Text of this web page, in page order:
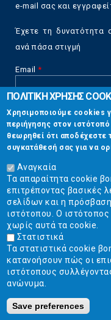
e-mail σας και
Έχετε τη δυνατότητα
ανά πάσα στιγμή
Email *
CAPTCHA
This
question is
for testing
whether or
not you are a
human visitor
and to
prevent
automated
spam
submissions.
5+2
Επικοινωνία
Στουρνάρη 17, Αθήνα
2103304444
info@ekpizo.gr
www.ekpizo.gr
Δευ - Πεμ:10:00 πμ
Σάβ - Κυρ: Κλειστά
ΠΟΛΙΤΙΚΗ ΧΡΗΣΗΣ
Χρησιμοποιούμε cookies
περιήγησης στον
θεωρηθεί ότι αποδέχεστε
συγκατάθεσή σας για να
Αναγκαία
Τα απαραίτητα cookie
επιτρέποντας βασικές
σελίδων και η
ιστότοπου. Ο
χωρίς αυτά τα cookie.
Στατιστικά
Τα στατιστικά cookie
κατανοήσουν πώς οι
ιστότοπους
ανώνυμα.
Save preferences